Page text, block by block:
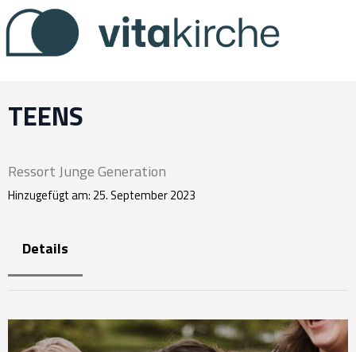
Zum
Inhalt
TEENS
Ressort Junge Generation
Hinzugefügt am: 25. September 2023
Details